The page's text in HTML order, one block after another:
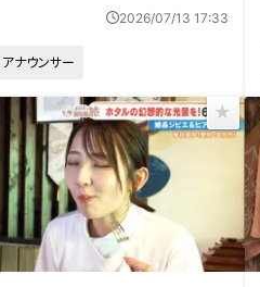
2026/07/13 17:33
アナウンサー